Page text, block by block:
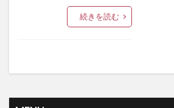
続きを読む